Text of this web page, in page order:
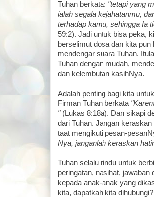
Tuhan berkata: "tetapi yang
ialah segala kejahatanmu,
terhadap kamu, sehingga Ia
59:2). Jadi untuk bisa peka,
berselimut dosa dan kita
mendengar suara Tuhan.
Tuhan dengan mudah,
dan kelembutan kasihNya.
Adalah penting bagi kita
Firman Tuhan berkata
"(Lukas 8:18a). Dan sikapi
dari Tuhan. Jangan
taat mengikuti pesan-
Nya, janganlah keraskan
Tuhan selalu rindu untuk
peringatan, nasihat, jawaban
kepada anak-anak yang
kita, dapatkah kita